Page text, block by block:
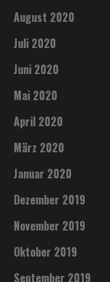
August 2020
Juli 2020
Juni 2020
Mai 2020
April 2020
März 2020
Januar 2020
Dezember 2019
November 2019
Oktober 2019
September 2019